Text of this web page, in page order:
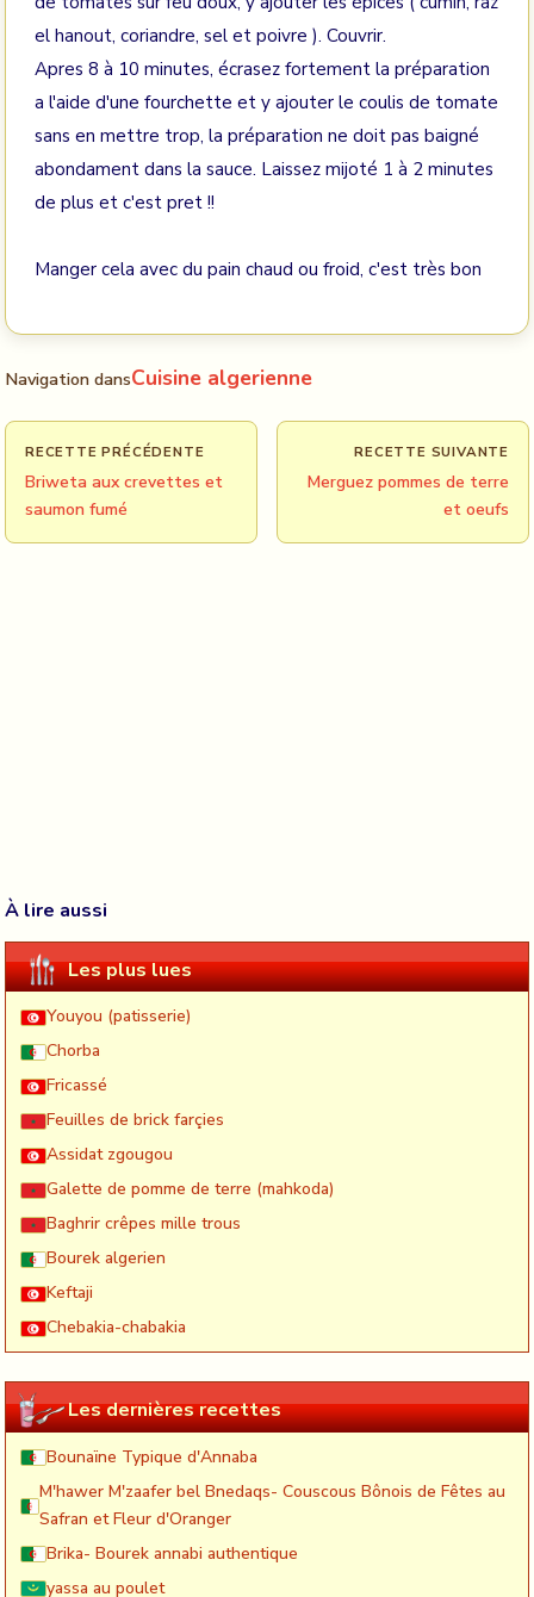
el hanout, coriandre, sel et poivre ). Couvrir.
Apres 8 à 10 minutes, écrasez fortement la préparation
a l'aide d'une fourchette et y ajouter le coulis de tomate
sans en mettre trop, la préparation ne doit pas baigné
abondament dans la sauce. Laissez mijoté 1 à 2 minutes
de plus et c'est pret !!
Manger cela avec du pain chaud ou froid, c'est très bon
Navigation dansCuisine algerienne
RECETTE PRÉCÉDENTE
Briweta aux crevettes et
saumon fumé
RECETTE SUIVANTE
Merguez pommes de terre
et oeufs
À lire aussi
Les plus lues
Youyou (patisserie)
Chorba
Fricassé
Feuilles de brick farçies
Assidat zgougou
Galette de pomme de terre (mahkoda)
Baghrir crêpes mille trous
Bourek algerien
Keftaji
Chebakia-chabakia
Les dernières recettes
Bounaïne Typique d'Annaba
M'hawer M'zaafer bel Bnedaqs- Couscous Bônois de Fêtes au
Safran et Fleur d'Oranger
Brika- Bourek annabi authentique
yassa au poulet